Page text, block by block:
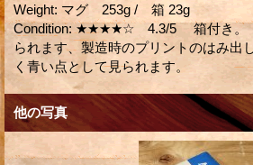
Weight: マグ 253g / 箱 23g
Condition: ★★★★☆ 4.3/5 箱付き。
られます、製造時のプリントのはみ出
く青い点として見られます。
他の写真